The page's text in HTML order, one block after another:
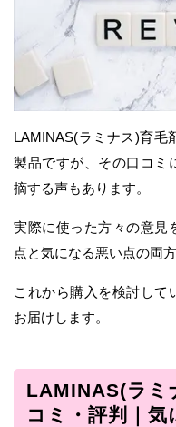
LAMINAS(ラミナス)育毛
製品ですが、その口コミ
摘する声もあります。
実際に使った方々の意見
点と気になる悪い点の両
これから購入を検討して
お届けします。
LAMINAS(ラミ
コミ・評判｜